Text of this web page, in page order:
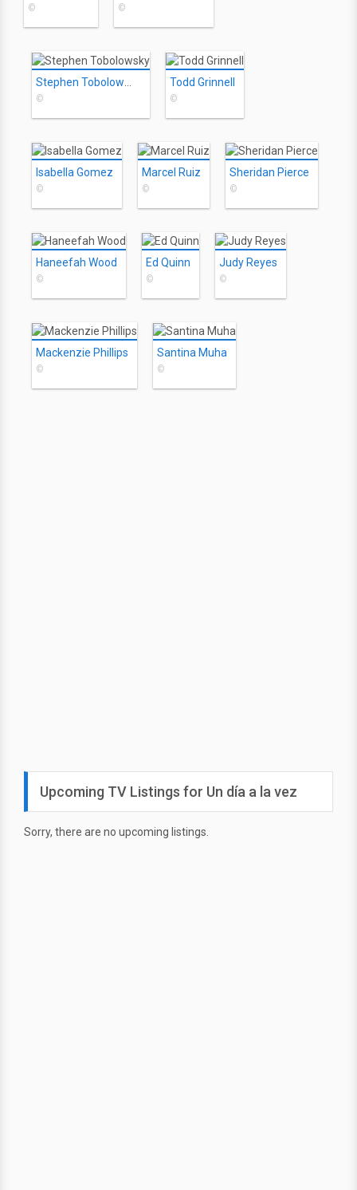
© ©
©
Todd Grinnell
©
Isabella Gomez
©
Marcel Ruiz
©
Sheridan Pierce
©
Haneefah Wood
©
Ed Quinn
©
Judy Reyes
©
Mackenzie Phillips
©
Santina Muha
©
Upcoming TV Listings for Un día a la vez
Sorry, there are no upcoming listings.